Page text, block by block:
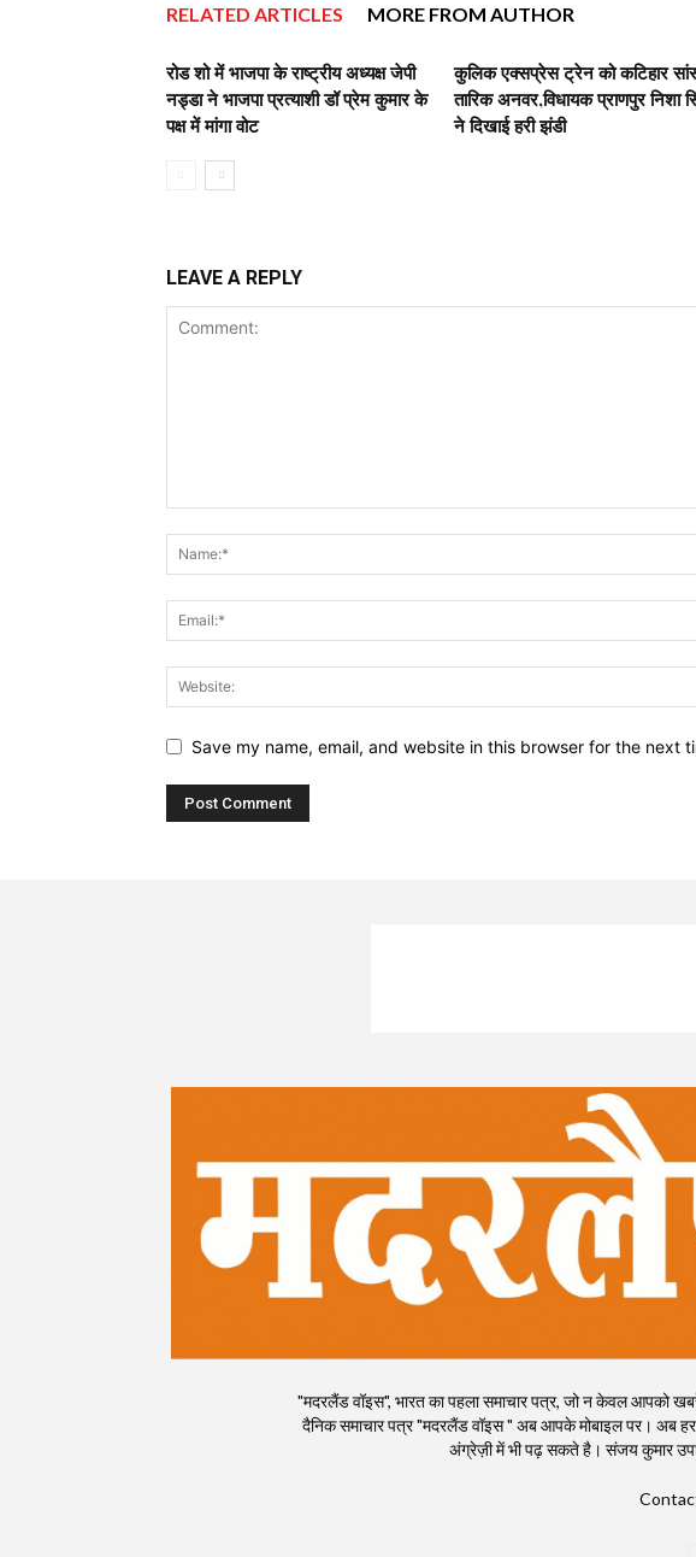
RELATED ARTICLES MORE FROM AUTHOR
रोड शो में भाजपा के राष्ट्रीय अध्यक्ष जेपी
नड्डा ने भाजपा प्रत्याशी डॉ प्रेम कुमार के
पक्ष में मांगा वोट
कुलिक एक्सप्रेस ट्रेन को कटिहार
तारिक अनवर,विधायक प्राणपुर निशा
ने दिखाई हरी झंडी
LEAVE A REPLY
Save my name, email, and website in this browser for the next
"मदरलैंड वॉइस", भारत का पहला समाचार पत्र, जो न केवल आपको खबरे
दैनिक समाचार पत्र "मदरलैंड वॉइस " अब आपके मोबाइल पर। अब
अंग्रेज़ी में भी पढ़ सकते है। संजय कुमार